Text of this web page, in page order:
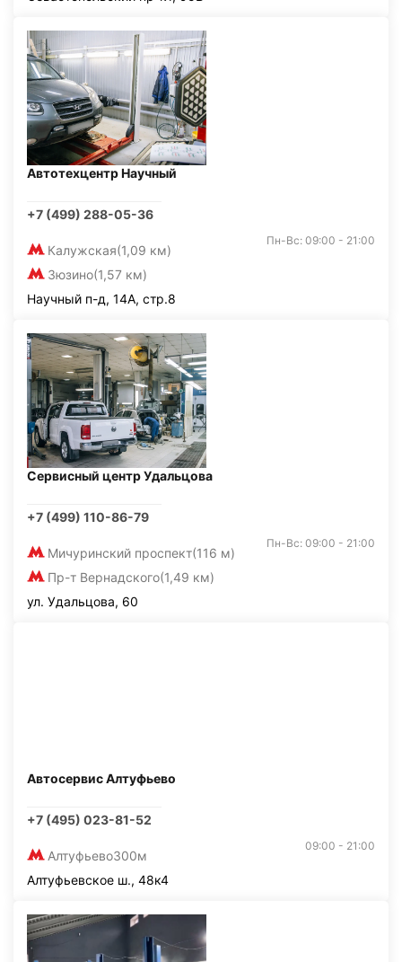
Автотехцентр Научный
+7 (499) 288-05-36
Калужская(1,09 км)
Зюзино(1,57 км)
Пн-Вс: 09:00 - 21:00
Научный п-д, 14А, стр.8
Сервисный центр Удальцова
+7 (499) 110-86-79
Мичуринский проспект(116 м)
Пр-т Вернадского(1,49 км)
Пн-Вс: 09:00 - 21:00
ул. Удальцова, 60
Автосервис Алтуфьево
+7 (495) 023-81-52
Алтуфьево300м
09:00 - 21:00
Алтуфьевское ш., 48к4